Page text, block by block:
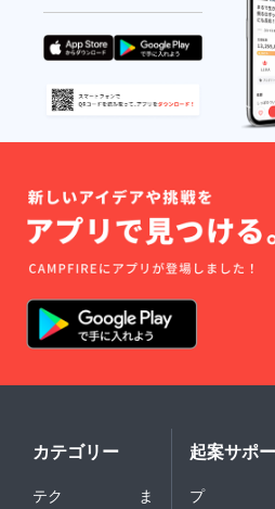
カテゴリー
テク
ま
起案サポ
プ